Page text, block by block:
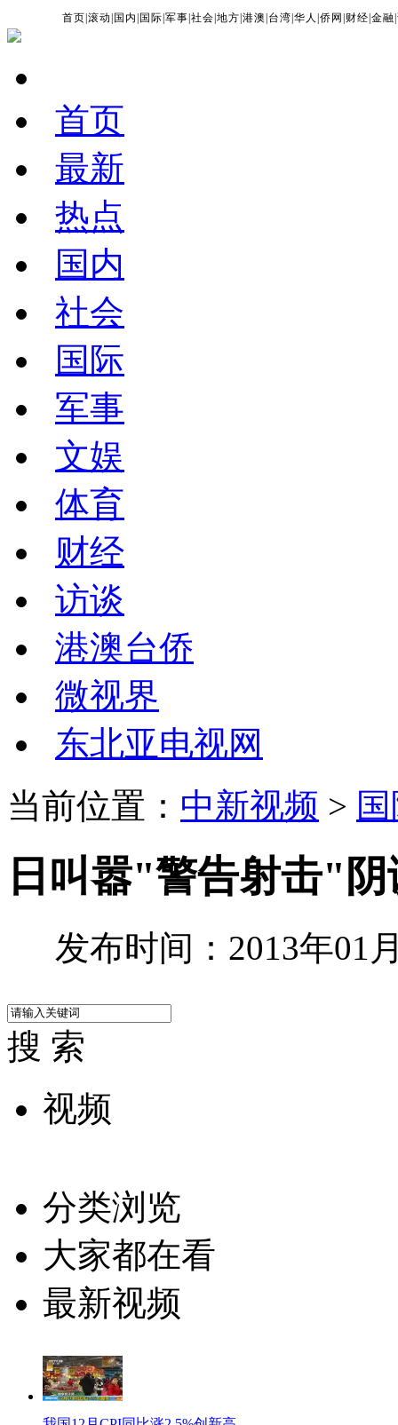
首页 |滚动 国内 国际 |军事 |社会 |地方 |港澳 台湾 |华人 |侨网 财经 |金融 |
首页
最新
热点
国内
社会
国际
军事
文娱
体育
财经
访谈
港澳台侨
微视界
东北亚电视网
当前位置： 中新视频 >
日叫嚣"警告射击"
发布时间：2013年01
搜 索
视频
分类浏览
大家都在看
最新视频